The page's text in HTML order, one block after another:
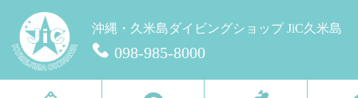
沖縄・久米島ダイビングショップ JiC久米島
098-985-8000